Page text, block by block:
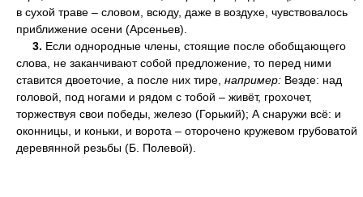
в сухой траве – словом, всюду, даже в воздухе, чувствовалось
приближение осени (Арсеньев).
3. Если однородные члены, стоящие после обобщающего
слова, не заканчивают собой предложение, то перед ними
ставится двоеточие, а после них тире, например: Везде: над
головой, под ногами и рядом с тобой – живёт, грохочет,
торжествуя свои победы, железо (Горький); А снаружи всё: и
оконницы, и коньки, и ворота – оторочено кружевом грубоватой
деревянной резьбы (Б. Полевой).